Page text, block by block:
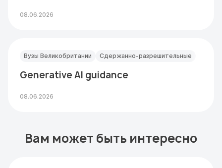
08.06.2026
Вузы Великобритании Сдержанно-разрешительные
Generative AI guidance
08.06.2026
Вам может быть интересно